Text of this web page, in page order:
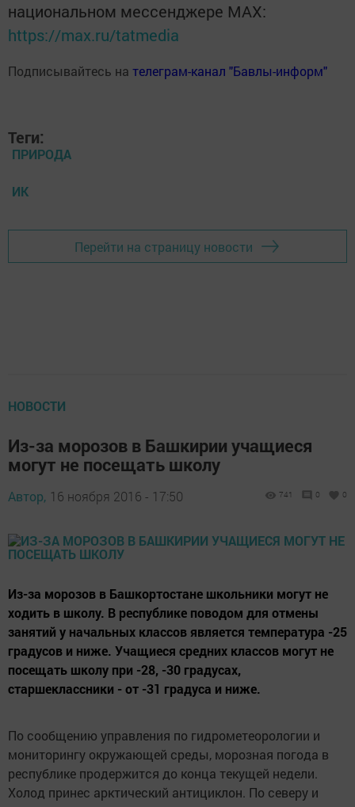
национальном мессенджере MАХ:
https://max.ru/tatmedia
Подписывайтесь на телеграм-канал "Бавлы-информ"
Теги:
ПРИРОДА
ИК
Перейти на страницу новости
НОВОСТИ
Из-за морозов в Башкирии учащиеся
могут не посещать школу
Автор, 16 ноября 2016 - 17:50 741 0 0
Из-за морозов в Башкортостане школьники могут не
ходить в школу. В республике поводом для отмены
занятий у начальных классов является температура -25
градусов и ниже. Учащиеся средних классов могут не
посещать школу при -28, -30 градусах,
старшеклассники - от -31 градуса и ниже.
По сообщению управления по гидрометеорологии и
мониторингу окружающей среды, морозная погода в
республике продержится до конца текущей недели.
Холод принес арктический антициклон. По северу и